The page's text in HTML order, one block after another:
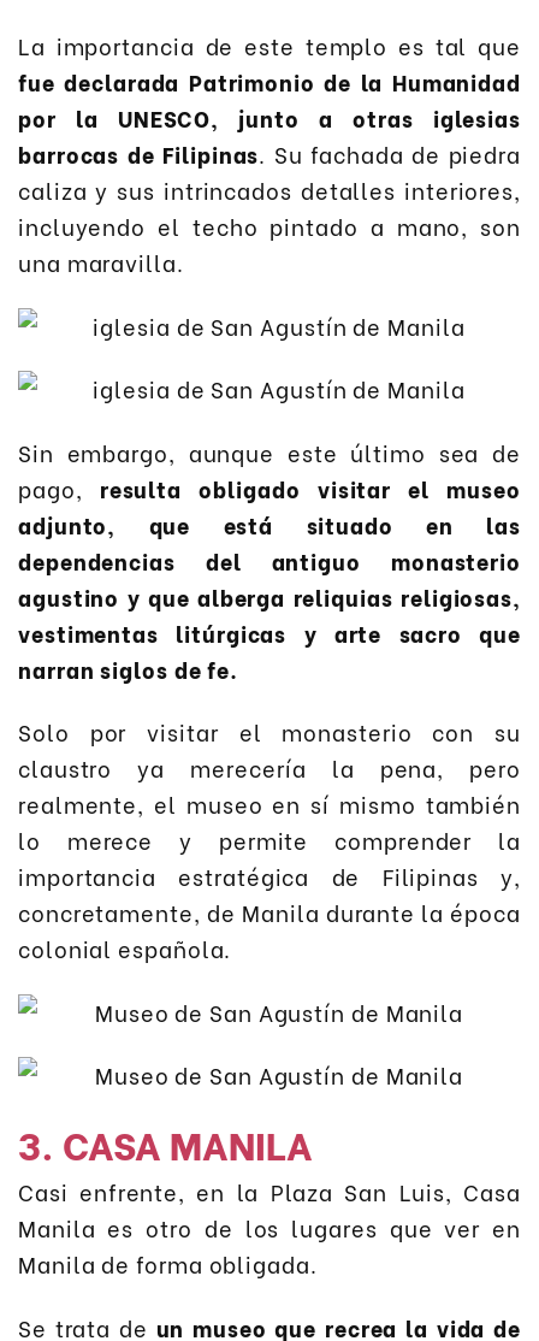
La importancia de este templo es tal que
fue declarada Patrimonio de la Humanidad
por la UNESCO, junto a otras iglesias
barrocas de Filipinas. Su fachada de piedra
caliza y sus intrincados detalles interiores,
incluyendo el techo pintado a mano, son
una maravilla.
Sin embargo, aunque este último sea de
pago, resulta obligado visitar el museo
adjunto, que está situado en las
dependencias del antiguo monasterio
agustino y que alberga reliquias religiosas,
vestimentas litúrgicas y arte sacro que
narran siglos de fe.
Solo por visitar el monasterio con su
claustro ya merecería la pena, pero
realmente, el museo en sí mismo también
lo merece y permite comprender la
importancia estratégica de Filipinas y,
concretamente, de Manila durante la época
colonial española.
3. CASA MANILA
Casi enfrente, en la Plaza San Luis, Casa
Manila es otro de los lugares que ver en
Manila de forma obligada.
Se trata de un museo que recrea la vida de